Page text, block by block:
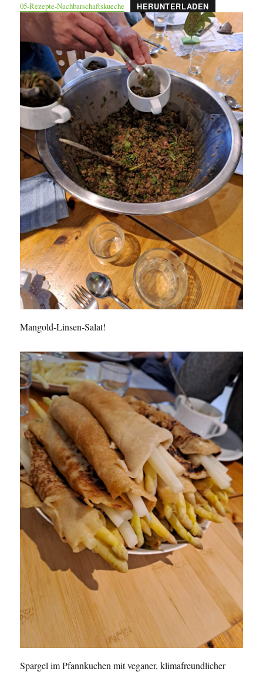
05-Rezepte-Nachbarschaftskueche HERUNTERLADEN
Mangold-Linsen-Salat!
Spargel im Pfannkuchen mit veganer, klimafreundlicher